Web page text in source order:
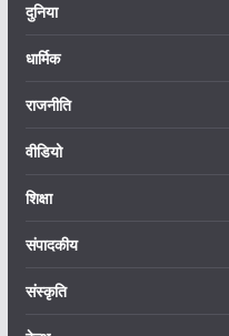
दुनिया
धार्मिक
राजनीति
वीडियो
शिक्षा
संपादकीय
संस्कृति